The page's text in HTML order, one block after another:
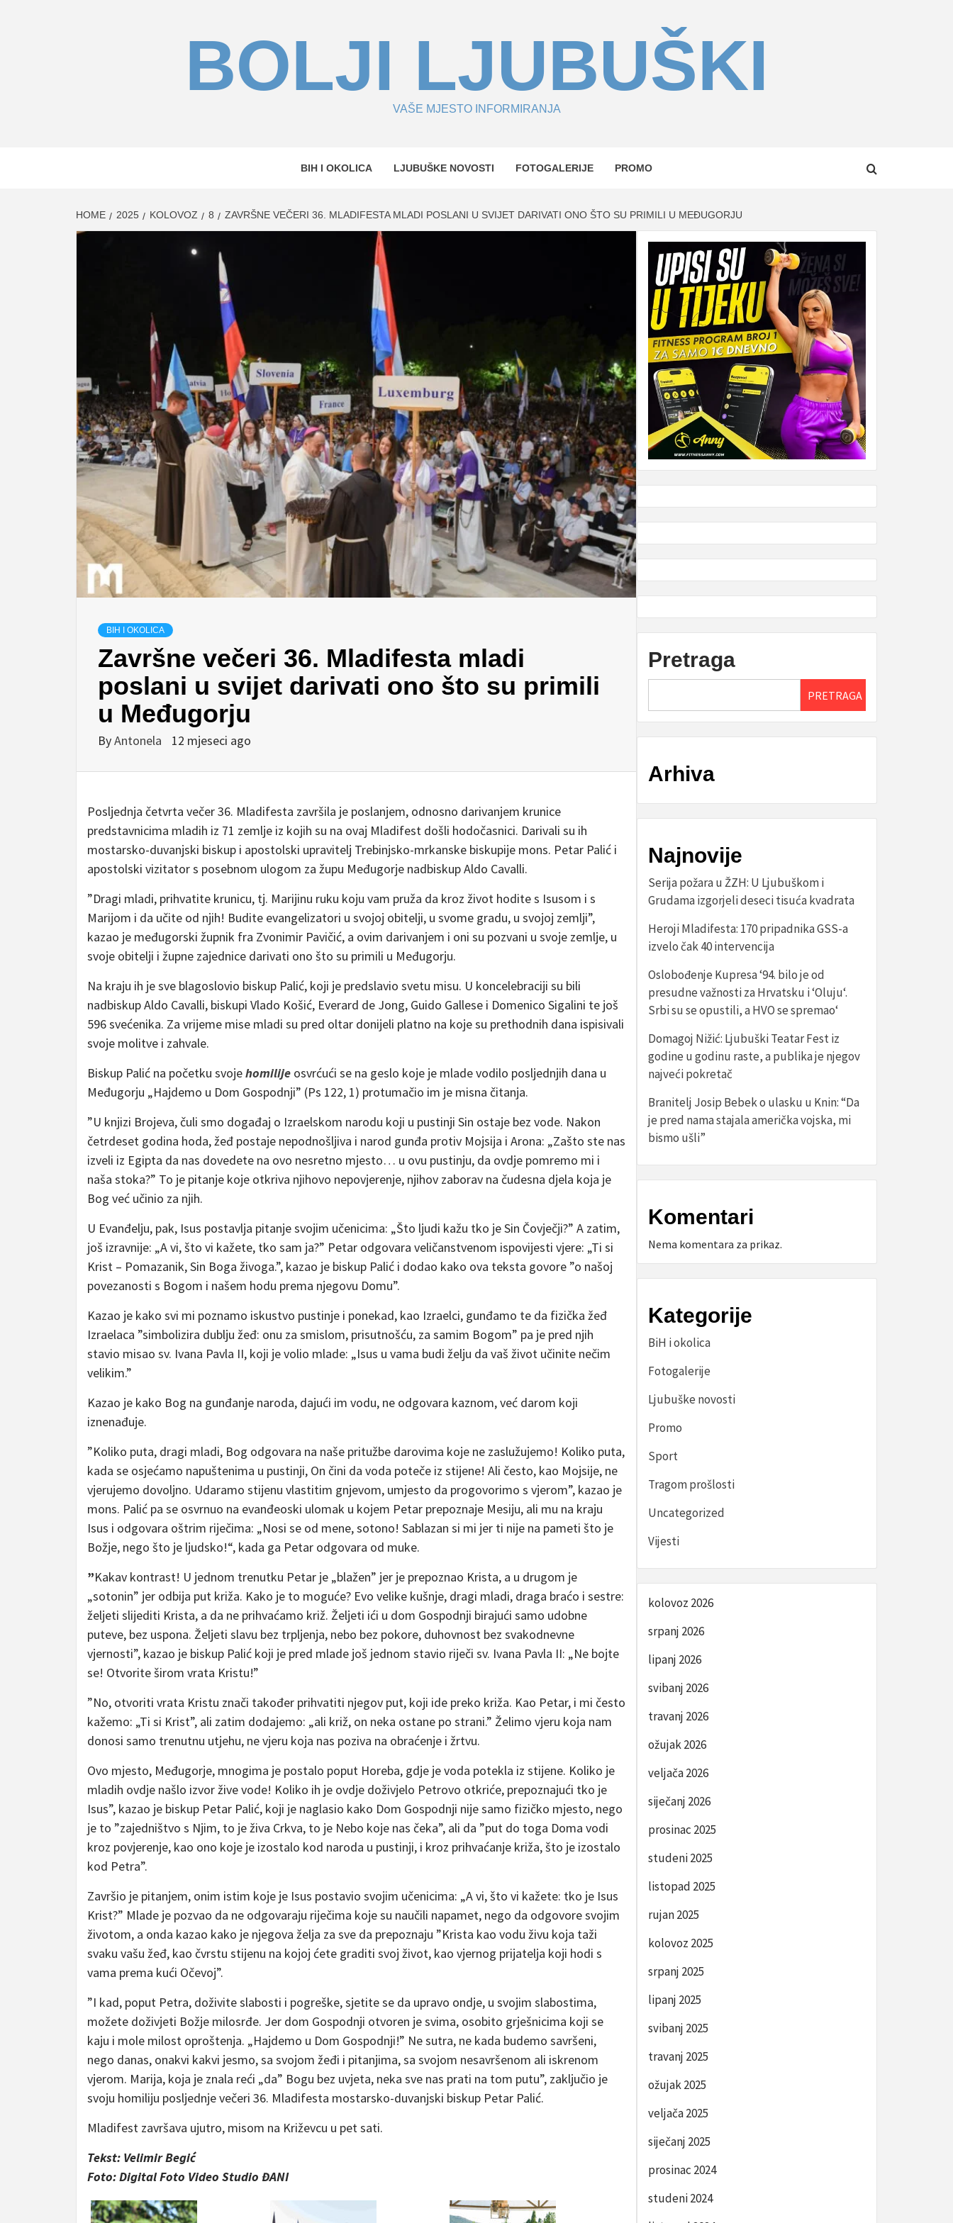
BOLJI LJUBUŠKI
VAŠE MJESTO INFORMIRANJA
BIH I OKOLICA LJUBUŠKE NOVOSTI FOTOGALERIJE PROMO
HOME 2025 KOLOVOZ 8 ZAVRŠNE VEČERI 36. MLADIFESTA MLADI POSLANI U SVIJET DARIVATI ONO ŠTO SU PRIMILI U MEĐUGORJU
BIH I OKOLICA
Završne večeri 36. Mladifesta mladi
poslani u svijet darivati ono što su primili
u Međugorju
ByAntonela 12 mjeseci ago
Posljednja četvrta večer 36. Mladifesta završila je poslanjem, odnosno darivanjem krunice
predstavnicima mladih iz 71 zemlje iz kojih su na ovaj Mladifest došli hodočasnici. Darivali su ih
mostarsko-duvanjski biskup i apostolski upravitelj Trebinjsko-mrkanske biskupije mons. Petar Palić i
apostolski vizitator s posebnom ulogom za župu Međugorje nadbiskup Aldo Cavalli.
”Dragi mladi, prihvatite krunicu, tj. Marijinu ruku koju vam pruža da kroz život hodite s Isusom i s
Marijom i da učite od njih! Budite evangelizatori u svojoj obitelji, u svome gradu, u svojoj zemlji”,
kazao je međugorski župnik fra Zvonimir Pavičić, a ovim darivanjem i oni su pozvani u svoje zemlje, u
svoje obitelji i župne zajednice darivati ono što su primili u Međugorju.
Na kraju ih je sve blagoslovio biskup Palić, koji je predslavio svetu misu. U koncelebraciji su bili
nadbiskup Aldo Cavalli, biskupi Vlado Košić, Everard de Jong, Guido Gallese i Domenico Sigalini te još
596 svećenika. Za vrijeme mise mladi su pred oltar donijeli platno na koje su prethodnih dana ispisivali
svoje molitve i zahvale.
Biskup Palić na početku svojehomilije osvrćući se na geslo koje je mlade vodilo posljednjih dana u
Međugorju „Hajdemo u Dom Gospodnji” (Ps 122, 1) protumačio im je misna čitanja.
”U knjizi Brojeva, čuli smo događaj o Izraelskom narodu koji u pustinji Sin ostaje bez vode. Nakon
četrdeset godina hoda, žeđ postaje nepodnošljiva i narod gunđa protiv Mojsija i Arona: „Zašto ste nas
izveli iz Egipta da nas dovedete na ovo nesretno mjesto… u ovu pustinju, da ovdje pomremo mi i
naša stoka?” To je pitanje koje otkriva njihovo nepovjerenje, njihov zaborav na čudesna djela koja je
Bog već učinio za njih.
U Evanđelju, pak, Isus postavlja pitanje svojim učenicima: „Što ljudi kažu tko je Sin Čovječji?” A zatim,
još izravnije: „A vi, što vi kažete, tko sam ja?” Petar odgovara veličanstvenom ispovijesti vjere: „Ti si
Krist – Pomazanik, Sin Boga živoga.”, kazao je biskup Palić i dodao kako ova teksta govore ”o našoj
povezanosti s Bogom i našem hodu prema njegovu Domu”.
Kazao je kako svi mi poznamo iskustvo pustinje i ponekad, kao Izraelci, gunđamo te da fizička žeđ
Izraelaca ”simbolizira dublju žeđ: onu za smislom, prisutnošću, za samim Bogom” pa je pred njih
stavio misao sv. Ivana Pavla II, koji je volio mlade: „Isus u vama budi želju da vaš život učinite nečim
velikim.”
Kazao je kako Bog na gunđanje naroda, dajući im vodu, ne odgovara kaznom, već darom koji
iznenađuje.
”Koliko puta, dragi mladi, Bog odgovara na naše pritužbe darovima koje ne zaslužujemo! Koliko puta,
kada se osjećamo napuštenima u pustinji, On čini da voda poteče iz stijene! Ali često, kao Mojsije, ne
vjerujemo dovoljno. Udaramo stijenu vlastitim gnjevom, umjesto da progovorimo s vjerom”, kazao je
mons. Palić pa se osvrnuo na evanđeoski ulomak u kojem Petar prepoznaje Mesiju, ali mu na kraju
Isus i odgovara oštrim riječima: „Nosi se od mene, sotono! Sablazan si mi jer ti nije na pameti što je
Božje, nego što je ljudsko!“, kada ga Petar odgovara od muke.
”Kakav kontrast! U jednom trenutku Petar je „blažen” jer je prepoznao Krista, a u drugom je
„sotonin” jer odbija put križa. Kako je to moguće? Evo velike kušnje, dragi mladi, draga braćo i sestre:
željeti slijediti Krista, a da ne prihvaćamo križ. Željeti ići u dom Gospodnji birajući samo udobne
puteve, bez uspona. Željeti slavu bez trpljenja, nebo bez pokore, duhovnost bez svakodnevne
vjernosti”, kazao je biskup Palić koji je pred mlade još jednom stavio riječi sv. Ivana Pavla II: „Ne bojte
se! Otvorite širom vrata Kristu!”
”No, otvoriti vrata Kristu znači također prihvatiti njegov put, koji ide preko križa. Kao Petar, i mi često
kažemo: „Ti si Krist”, ali zatim dodajemo: „ali križ, on neka ostane po strani.” Želimo vjeru koja nam
donosi samo trenutnu utjehu, ne vjeru koja nas poziva na obraćenje i žrtvu.
Ovo mjesto, Međugorje, mnogima je postalo poput Horeba, gdje je voda potekla iz stijene. Koliko je
mladih ovdje našlo izvor žive vode! Koliko ih je ovdje doživjelo Petrovo otkriće, prepoznajući tko je
Isus”, kazao je biskup Petar Palić, koji je naglasio kako Dom Gospodnji nije samo fizičko mjesto, nego
je to ”zajedništvo s Njim, to je živa Crkva, to je Nebo koje nas čeka”, ali da ”put do toga Doma vodi
kroz povjerenje, kao ono koje je izostalo kod naroda u pustinji, i kroz prihvaćanje križa, što je izostalo
kod Petra”.
Završio je pitanjem, onim istim koje je Isus postavio svojim učenicima: „A vi, što vi kažete: tko je Isus
Krist?” Mlade je pozvao da ne odgovaraju riječima koje su naučili napamet, nego da odgovore svojim
životom, a onda kazao kako je njegova želja za sve da prepoznaju ”Krista kao vodu živu koja taži
svaku vašu žeđ, kao čvrstu stijenu na kojoj ćete graditi svoj život, kao vjernog prijatelja koji hodi s
vama prema kući Očevoj”.
”I kad, poput Petra, doživite slabosti i pogreške, sjetite se da upravo ondje, u svojim slabostima,
možete doživjeti Božje milosrđe. Jer dom Gospodnji otvoren je svima, osobito grješnicima koji se
kaju i mole milost oproštenja. „Hajdemo u Dom Gospodnji!” Ne sutra, ne kada budemo savršeni,
nego danas, onakvi kakvi jesmo, sa svojom žeđi i pitanjima, sa svojom nesavršenom ali iskrenom
vjerom. Marija, koja je znala reći „da” Bogu bez uvjeta, neka sve nas prati na tom putu”, zaključio je
svoju homiliju posljednje večeri 36. Mladifesta mostarsko-duvanjski biskup Petar Palić.
Mladifest završava ujutro, misom na Križevcu u pet sati.
Tekst: Velimir Begić
Foto: Digital Foto Video Studio ĐANI
Pretraga
PRETRAGA
Arhiva
Najnovije
Serija požara u ŽZH: U Ljubuškom i
Grudama izgorjeli deseci tisuća kvadrata
Heroji Mladifesta: 170 pripadnika GSS-a
izvelo čak 40 intervencija
Oslobođenje Kupresa ‘94. bilo je od
presudne važnosti za Hrvatsku i ‘Oluju‘.
Srbi su se opustili, a HVO se spremao‘
Domagoj Nižić: Ljubuški Teatar Fest iz
godine u godinu raste, a publika je njegov
najveći pokretač
Branitelj Josip Bebek o ulasku u Knin: “Da
je pred nama stajala američka vojska, mi
bismo ušli”
Komentari
Nema komentara za prikaz.
Kategorije
BiH i okolica
Fotogalerije
Ljubuške novosti
Promo
Sport
Tragom prošlosti
Uncategorized
Vijesti
kolovoz 2026
srpanj 2026
lipanj 2026
svibanj 2026
travanj 2026
ožujak 2026
veljača 2026
siječanj 2026
prosinac 2025
studeni 2025
listopad 2025
rujan 2025
kolovoz 2025
srpanj 2025
lipanj 2025
svibanj 2025
travanj 2025
ožujak 2025
veljača 2025
siječanj 2025
prosinac 2024
studeni 2024